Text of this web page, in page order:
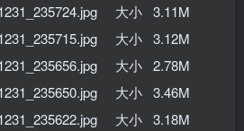
大小 3.11M
大小 3.12M
大小 2.78M
大小 3.46M
大小 3.18M